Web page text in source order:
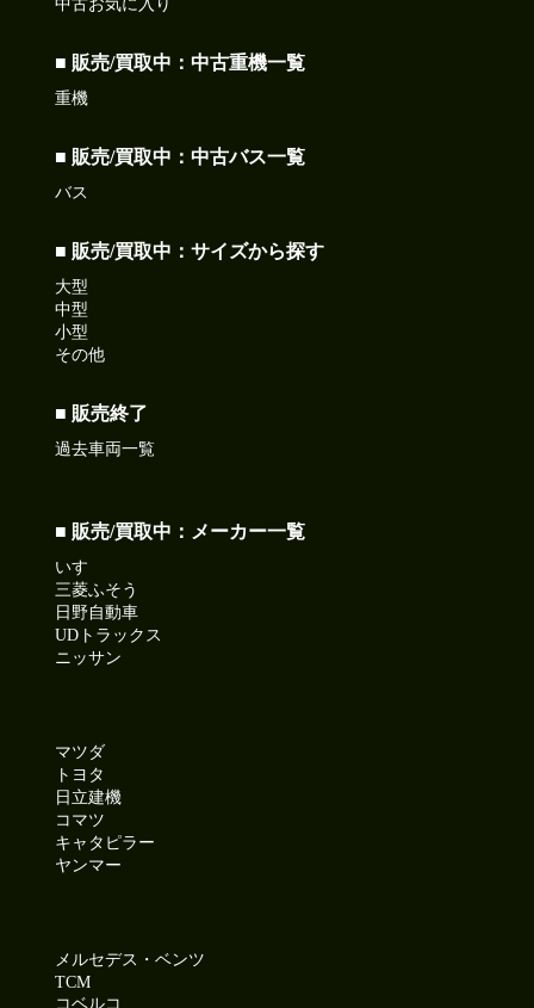
中古お気に入り
■ 販売/買取中：中古重機一覧
重機
■ 販売/買取中：中古バス一覧
バス
■ 販売/買取中：サイズから探す
大型
中型
小型
その他
■ 販売終了
過去車両一覧
■ 販売/買取中：メーカー一覧
いすゞ
三菱ふそう
日野自動車
UDトラックス
ニッサン
マツダ
トヨタ
日立建機
コマツ
キャタピラー
ヤンマー
メルセデス・ベンツ
TCM
コベルコ